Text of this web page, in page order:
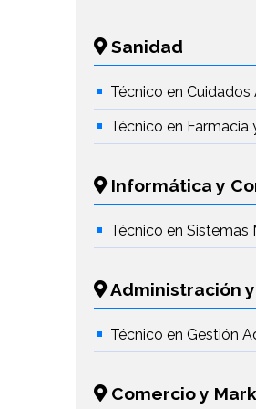
Sanidad
Técnico en Cuidados
Técnico en Farmacia
Informática y
Técnico en
Administración
Técnico en Gestión
Comercio y